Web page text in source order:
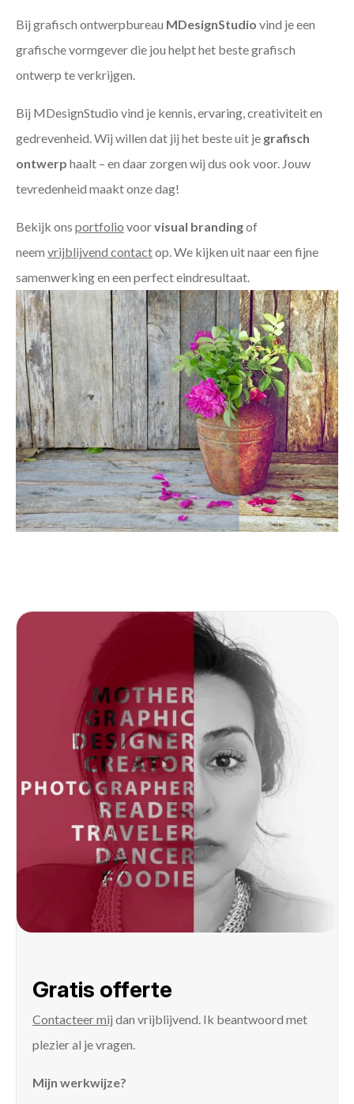
Bij grafisch ontwerpbureau MDesignStudio vind je een
grafische vormgever die jou helpt het beste grafisch
ontwerp te verkrijgen.
Bij MDesignStudio vind je kennis, ervaring, creativiteit en
gedrevenheid. Wij willen dat jij het beste uit je grafisch
ontwerp haalt – en daar zorgen wij dus ook voor. Jouw
tevredenheid maakt onze dag!
Bekijk ons portfolio voorvisual brandingof
neem vrijblijvend contactop. We kijken uit naar een fijne
samenwerking en een perfect eindresultaat.
Gratis offerte
Contacteer mij dan vrijblijvend. Ik beantwoord met
plezier al je vragen.
Mijn werkwijze?